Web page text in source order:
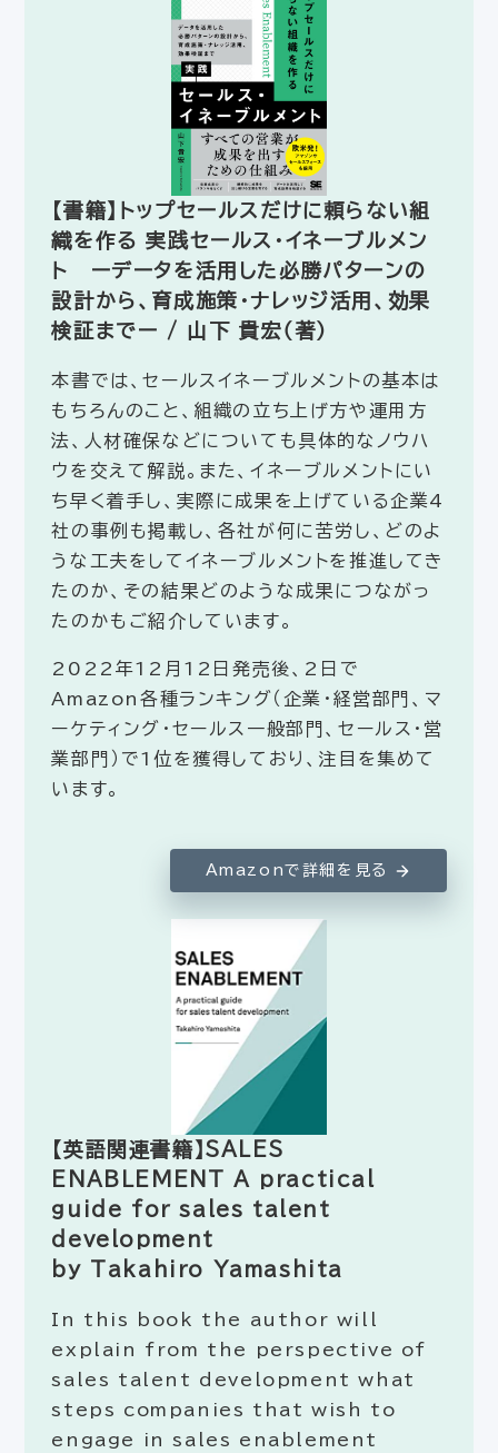
【書籍】トップセールスだけに頼らない組
織を作る 実践セールス・イネーブルメン
ト ーデータを活用した必勝パターンの
設計から、育成施策・ナレッジ活用、効果
検証までー / 山下 貴宏（著）
本書では、セールスイネーブルメントの基本は
もちろんのこと、組織の立ち上げ方や運用方
法、人材確保などについても具体的なノウハ
ウを交えて解説。また、イネーブルメントにい
ち早く着手し、実際に成果を上げている企業4
社の事例も掲載し、各社が何に苦労し、どのよ
うな工夫をしてイネーブルメントを推進してき
たのか、その結果どのような成果につながっ
たのかもご紹介しています。
2022年12月12日発売後、2日で
Amazon各種ランキング（企業・経営部門、マ
ーケティング・セールス一般部門、セールス・営
業部門）で1位を獲得しており、注目を集めて
います。
Amazonで詳細を見る
【英語関連書籍】SALES
ENABLEMENT A practical
guide for sales talent
development
by Takahiro Yamashita
In this book the author will
explain from the perspective of
sales talent development what
steps companies that wish to
engage in sales enablement